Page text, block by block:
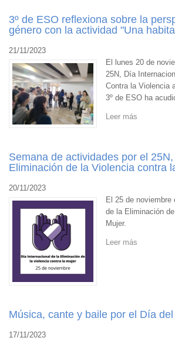
3º de ESO reflexiona sobre la
género con la actividad "Una
21/11/2023
El lunes 20 de
25N, Día
Contra la Violencia
3º de ESO ha
Leer más
Semana de actividades por el
Eliminación de la Violencia contra
20/11/2023
El 25 de noviembre
de la Eliminación
Mujer.
Leer más
Música, cante y baile por el Día
17/11/2023